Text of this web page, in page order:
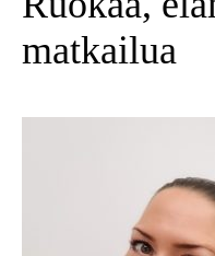
matkailua